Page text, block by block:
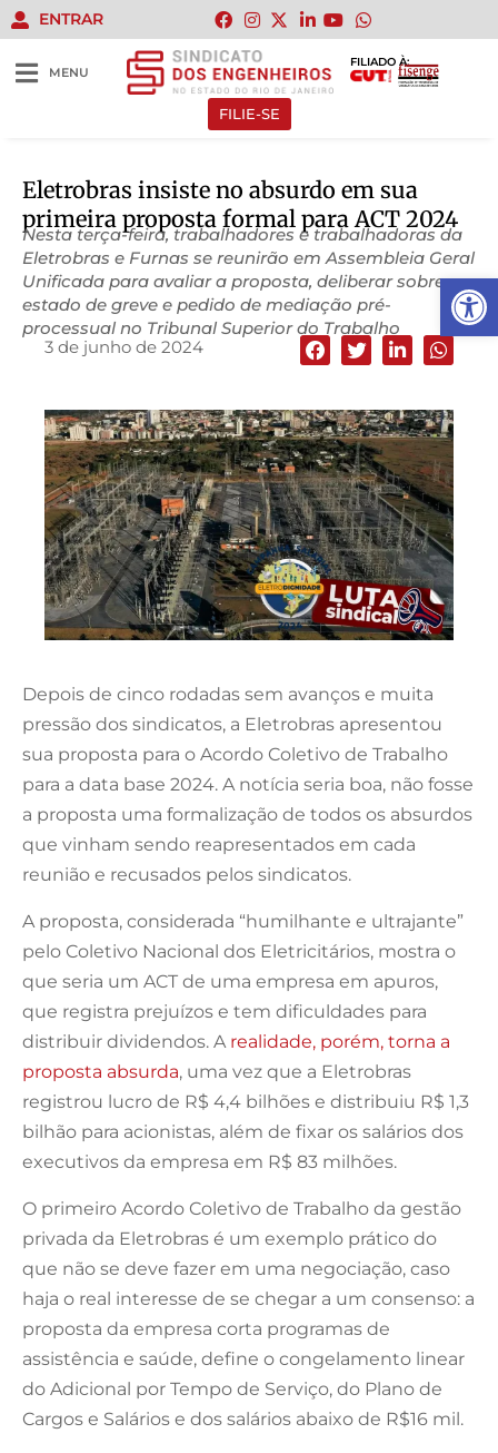
Abrir
ENTRAR
MENU
FILIADO À:
FILIE-SE
Eletrobras insiste no absurdo em sua
primeira proposta formal para ACT 2024
Nesta terça-feira, trabalhadores e trabalhadoras da
Eletrobras e Furnas se reunirão em Assembleia Geral
Unificada para avaliar a proposta, deliberar sobre
estado de greve e pedido de mediação pré-
processual no Tribunal Superior do Trabalho
3 de junho de 2024
Depois de cinco rodadas sem avanços e muita
pressão dos sindicatos, a Eletrobras apresentou
sua proposta para o Acordo Coletivo de Trabalho
para a data base 2024. A notícia seria boa, não fosse
a proposta uma formalização de todos os absurdos
que vinham sendo reapresentados em cada
reunião e recusados pelos sindicatos.
A proposta, considerada “humilhante e ultrajante”
pelo Coletivo Nacional dos Eletricitários, mostra o
que seria um ACT de uma empresa em apuros,
que registra prejuízos e tem dificuldades para
distribuir dividendos. A realidade, porém, torna a
proposta absurda, uma vez que a Eletrobras
registrou lucro de R$ 4,4 bilhões e distribuiu R$ 1,3
bilhão para acionistas, além de fixar os salários dos
executivos da empresa em R$ 83 milhões.
O primeiro Acordo Coletivo de Trabalho da gestão
privada da Eletrobras é um exemplo prático do
que não se deve fazer em uma negociação, caso
haja o real interesse de se chegar a um consenso: a
proposta da empresa corta programas de
assistência e saúde, define o congelamento linear
do Adicional por Tempo de Serviço, do Plano de
Cargos e Salários e dos salários abaixo de R$16 mil.